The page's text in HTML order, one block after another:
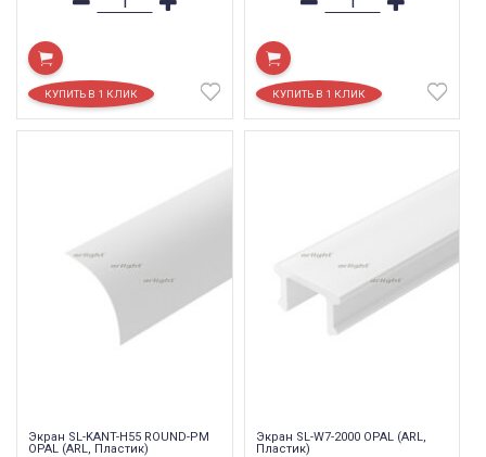
Экран SL-KANT-H55 ROUND-PM
OPAL (ARL, Пластик)
Экран SL-W7-2000 OPAL (ARL,
Пластик)